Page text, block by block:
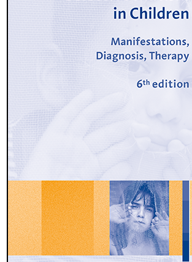
springen
Mutism in Children
Therapy